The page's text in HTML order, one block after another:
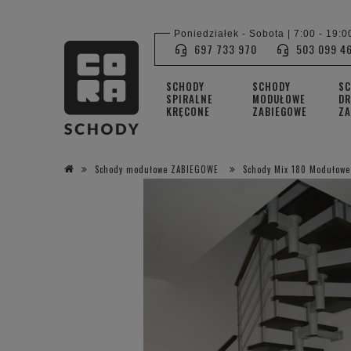
SCHODY
SPIRALNE
KRĘCONE
SCHODY
MODUŁOWE
ZABIEGOWE
Poniedziałek - Sobota | 7:00 -
697 733 970 503 099
Schody modułowe ZABIEGOWE Schody Mix 180 Modułowe